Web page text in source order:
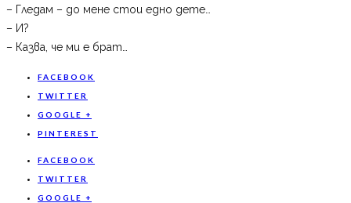
– Гледам – до мене стои едно дете…
– И?
– Казва, че ми е брат…
FACEBOOK
TWITTER
GOOGLE +
PINTEREST
FACEBOOK
TWITTER
GOOGLE +